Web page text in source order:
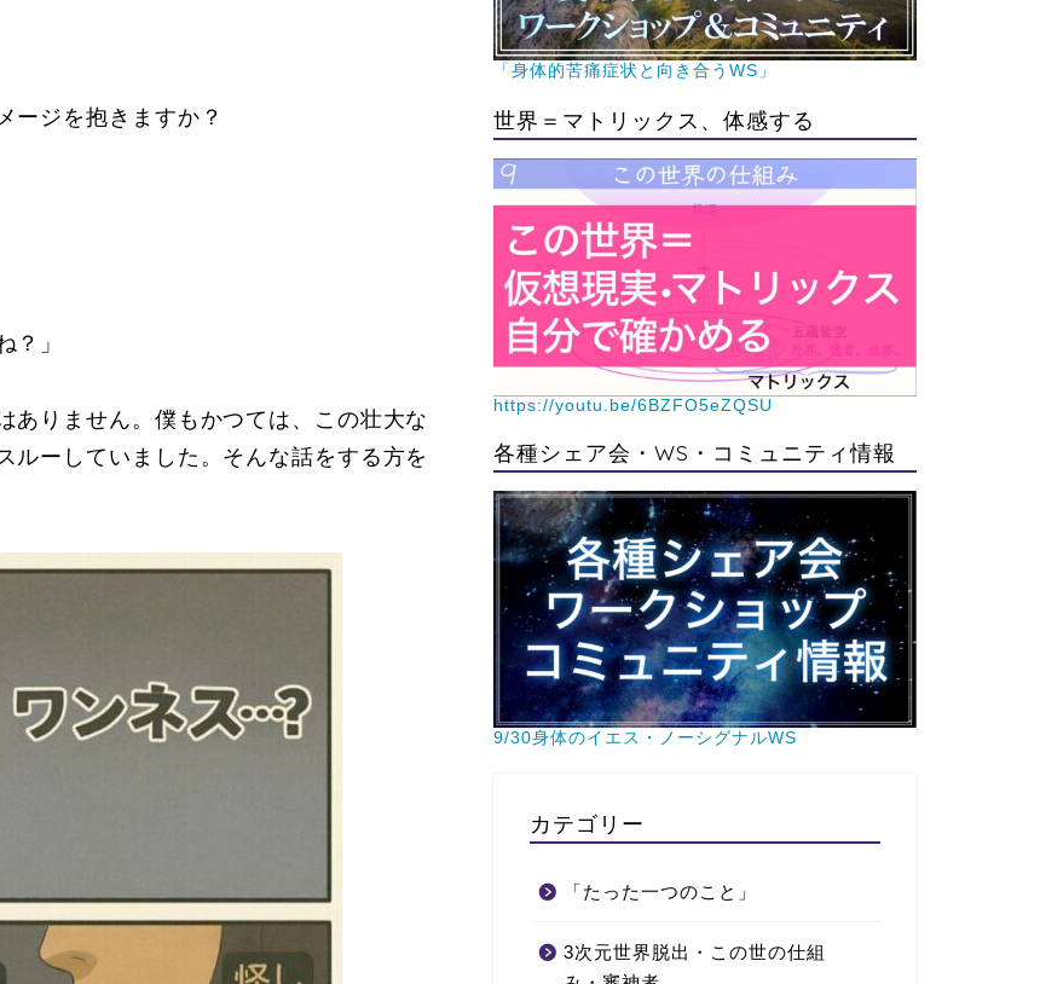
ージを抱きますか？
？」
ありません。僕もかつては、この壮大な
ルーしていました。そんな話をする方を
「身体的苦痛症状と向き合うWS」
世界＝マトリックス、体感する
https://youtu.be/6BZFO5eZQSU
各種シェア会・WS・コミュニティ情報
9/30身体のイエス・ノーシグナルWS
カテゴリー
「たった一つのこと」
3次元世界脱出・この世の仕組